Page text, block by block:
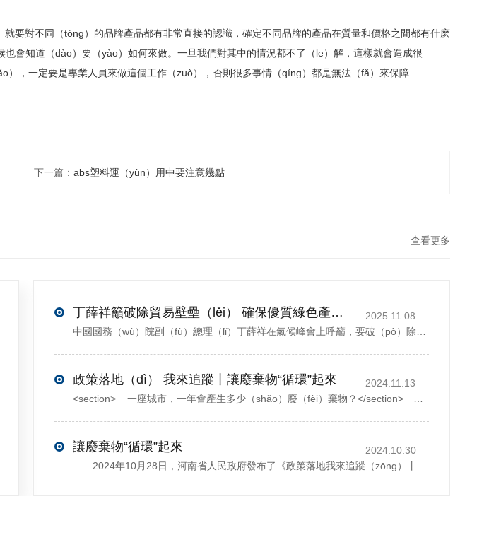
對不同（tóng）的品牌產品都有非常直接的認識，確定不同品牌的產品在質量和價格之間都有什麽
會知道（dào）要（yào）如何來做。一旦我們對其中的情況都不了（le）解，這樣就會造成很
，一定要是專業人員來做這個工作（zuò），否則很多事情（qíng）都是無法（fǎ）來保障
下一篇：abs塑料運（yùn）用中要注意幾點
查看更多
丁薛祥籲破除貿易壁壘（lěi） 確保優質綠色產品自由流通（tōng）
2025.11.08
政策落地（dì） 我來追蹤丨讓廢棄物“循環”起來
2024.11.13
讓廢棄物“循環”起來
2024.10.30